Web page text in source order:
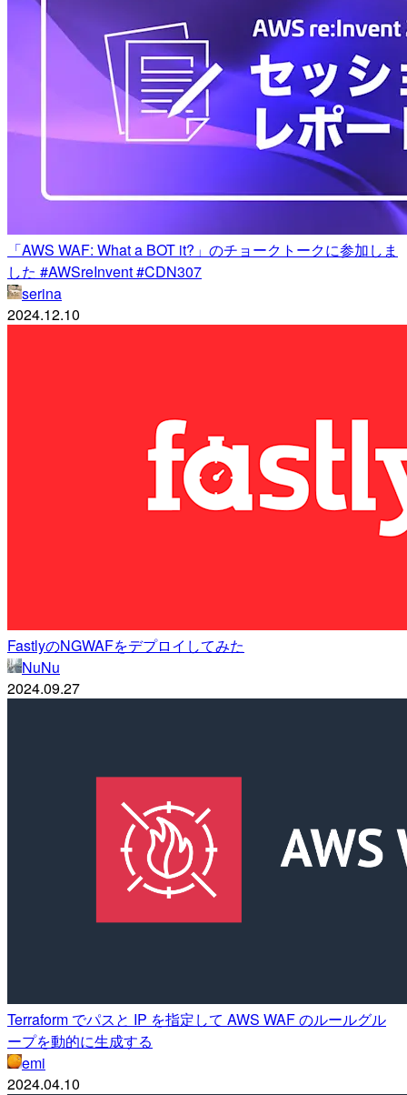
「AWS WAF: What a BOT it?」のチョークトークに参加しま
した #AWSreInvent #CDN307
serina
2024.12.10
FastlyのNGWAFをデプロイしてみた
NuNu
2024.09.27
Terraform でパスと IP を指定して AWS WAF のルールグル
ープを動的に生成する
emi
2024.04.10